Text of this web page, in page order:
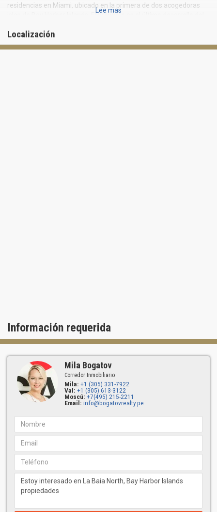
residencias en Miami, ubicado en la primera de dos acogedoras
islas de Bay Harbor Islands. El proyecto es el último desarrollo del
con sede en Nueva York.
El condominio de ocho pisos constará de 57 residencias exclusivas
El portafolio incluye proyectos en Nueva York y Miami, como The
Manhattan Club, The Kingsley, así como Continuum, un
condominio cerrado de dos torres en South Beach, y
Cosmopolitan, un resort y casino de 3,000 habitaciones en Las
Vegas.
Arquitectura: Luis Revuelta
Luis O. Revuelta, director y miembro del American Institute of
arquitectónico de Miami desde 1972. La filosofía de diseño de su
equipo gira en torno a tres pilares: un compromiso inquebrantable
con proporcionar a los clientes una calidad de diseño excepcional,
una atención constante a la estética visual y la precisión, y
garantizar que los proyectos se completen a tiempo y dentro del
presupuesto.
Interiores: Durukan Design
en 2020 y actualmente está trabajando en 3,465,000 pies
Lee mas
Localización
Información requerida
Mila Bogatov
Corredor Inmobiliario
Mila: +1 (305) 331-7922
Val: +1 (305) 613-3122
Moscú: +7(495) 215-2211
Email: info@bogatovrealty.pe